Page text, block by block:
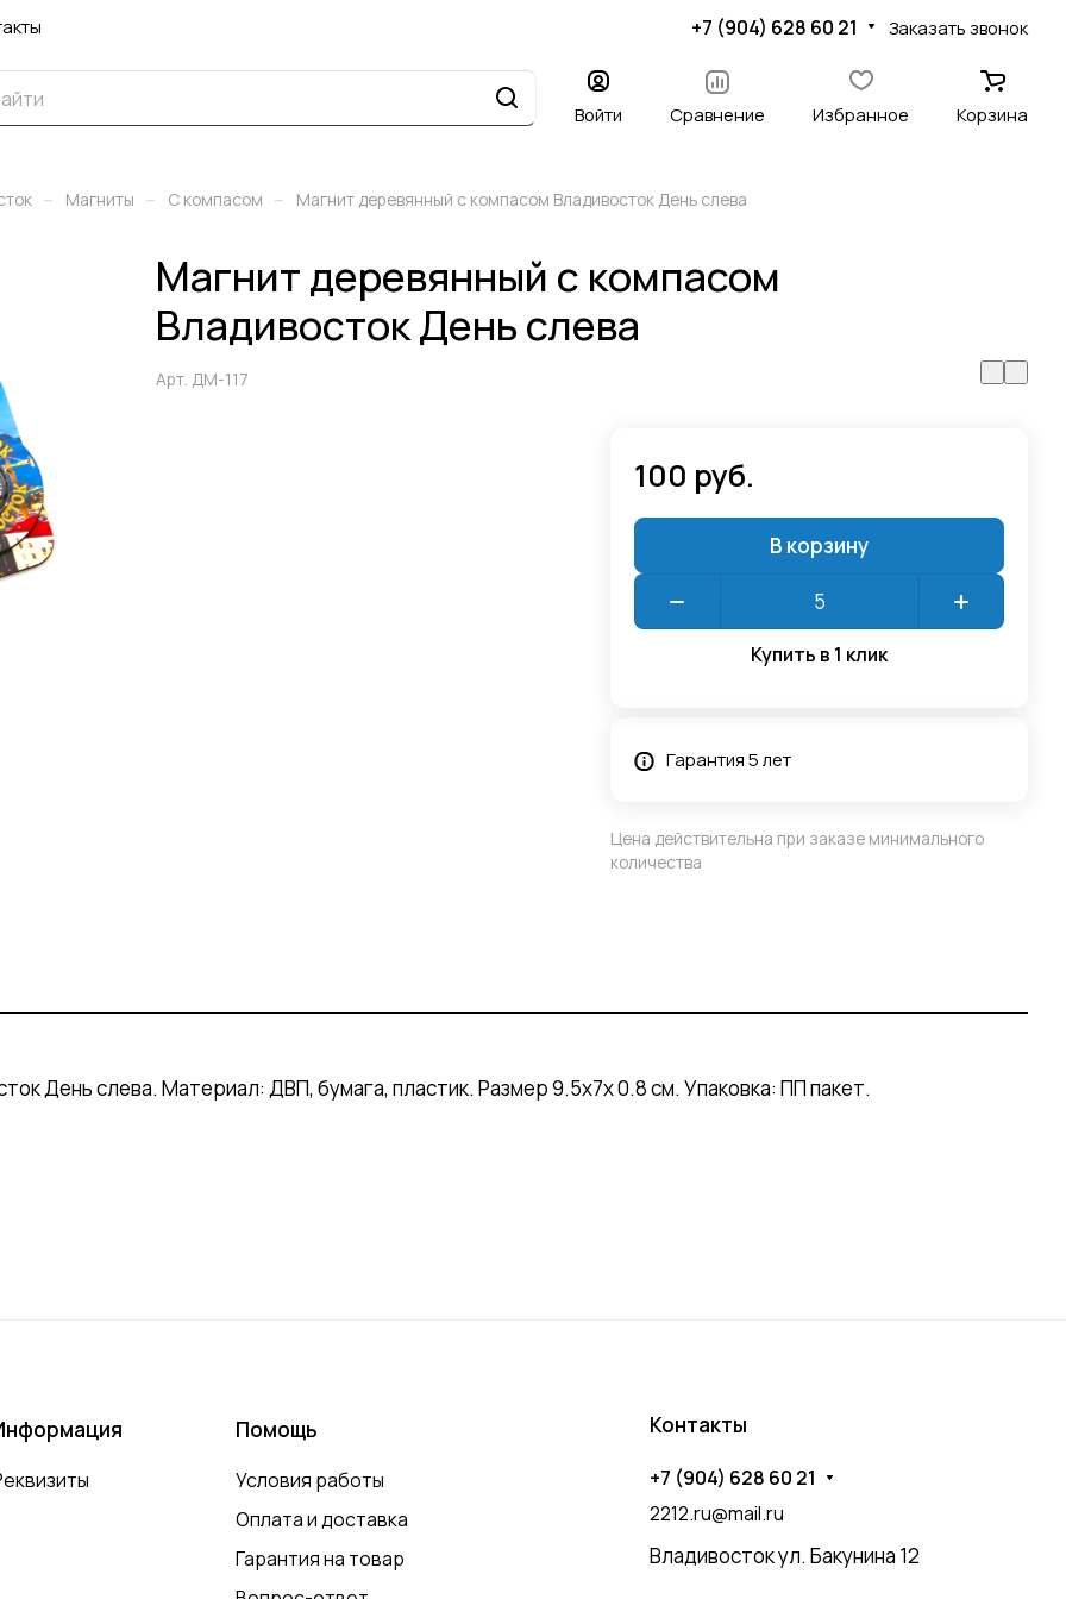
+7 (904) 628 60 21 Заказать звонок
Войти Сравнение Избранное Корзина
– Магниты – С компасом – Магнит деревянный с компасом Владивосток День слева
Магнит деревянный с компасом
Владивосток День слева
Арт. ДМ-117
100 руб.
В корзину
Купить в 1 клик
Гарантия 5 лет
Цена действительна при заказе минимального
количества
День слева. Материал: ДВП, бумага, пластик. Размер 9.5х7х 0.8 см. Упаковка: ПП пакет.
Помощь
Условия работы
Оплата и доставка
Гарантия на товар
Контакты
+7 (904) 628 60 21
2212.ru@mail.ru
Владивосток ул. Бакунина 12